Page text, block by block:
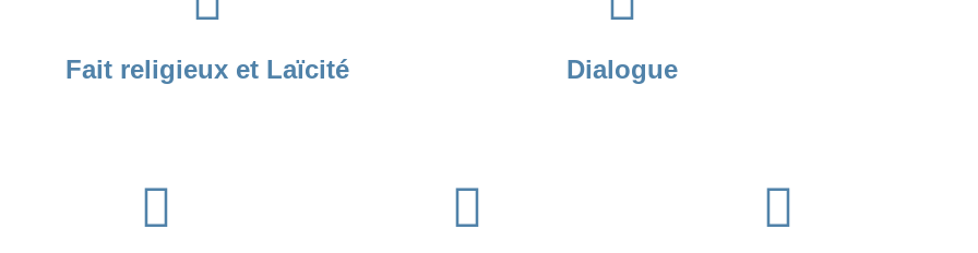
Fait religieux et Laïcité Dialogue